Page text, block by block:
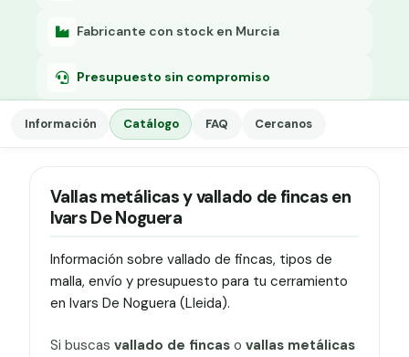
Fabricante con stock en Murcia
Presupuesto sin compromiso
Información Catálogo FAQ Cercanos
Vallas metálicas y vallado de fincas en
Ivars De Noguera
Información sobre vallado de fincas, tipos de
malla, envío y presupuesto para tu cerramiento
en Ivars De Noguera (Lleida).
Si buscas vallado de fincaso vallas metálicas